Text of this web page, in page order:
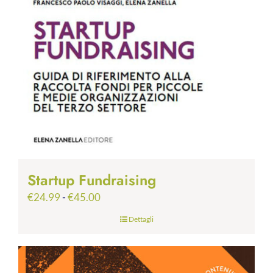
Startup Fundraising
€24.99-€45.00Fascia
€24.99
Dettagli